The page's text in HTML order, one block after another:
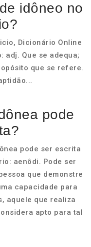
idôneo no
Dicionário Online
adj. Que se adequa;
que se refere.
pode
pode ser escrita
aenôdi. Pode ser
que demonstre
capacidade para
aquele que realiza
apto para tal